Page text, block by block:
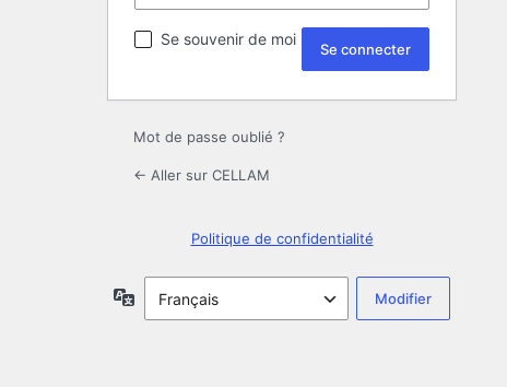
Se souvenir de moi
Mot de passe oublié ?
← Aller sur CELLAM
Politique de confidentialité
Langue